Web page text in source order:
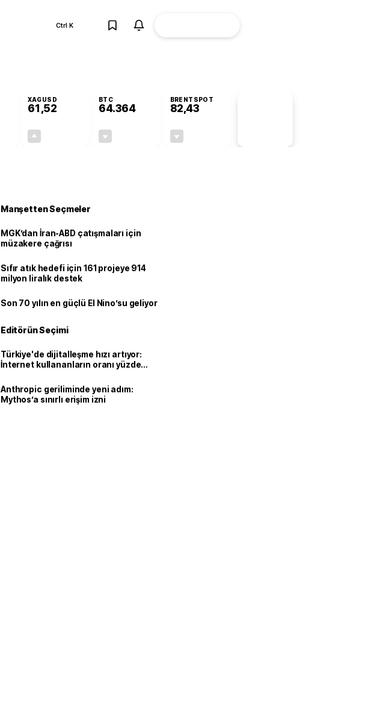
Ctrl K
XAGUSD
61,52
BTC
64.364
BRENTSPOT
82,43
Manşetten Seçmeler
MGK’dan İran-ABD çatışmaları için
müzakere çağrısı
Sıfır atık hedefi için 161 projeye 914
milyon liralık destek
Son 70 yılın en güçlü El Nino’su geliyor
Editörün Seçimi
Türkiye'de dijitalleşme hızı artıyor:
İnternet kullananların oranı yüzde
Anthropic geriliminde yeni adım:
Mythos’a sınırlı erişim izni